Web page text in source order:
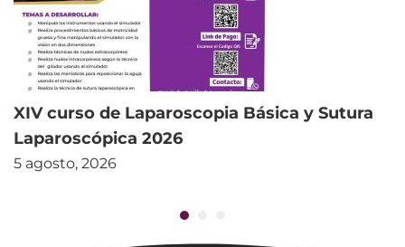
XIV curso de Laparoscopia Básica y Sutura
Laparoscópica 2026
5 agosto, 2026